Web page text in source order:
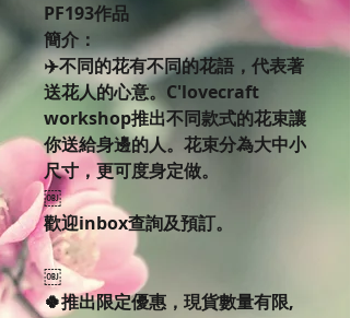
PF193作品
簡介：
✈️不同的花有不同的花語，代表著
送花人的心意。C'lovecraft
workshop推出不同款式的花束讓
你送給身邊的人。花束分為大中小
尺寸，更可度身定做。
￼
歡迎inbox查詢及預訂。
￼
🍀推出限定優惠，現貨數量有限,